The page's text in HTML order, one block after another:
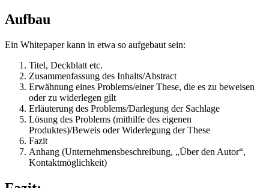
Aufbau
Ein Whitepaper kann in etwa so aufgebaut sein:
Titel, Deckblatt etc.
Zusammenfassung des Inhalts/Abstract
Erwähnung eines Problems/einer These, die es zu beweisen
oder zu widerlegen gilt
Erläuterung des Problems/Darlegung der Sachlage
Lösung des Problems (mithilfe des eigenen
Produktes)/Beweis oder Widerlegung der These
Fazit
Anhang (Unternehmensbeschreibung, „Über den Autor“,
Kontaktmöglichkeit)